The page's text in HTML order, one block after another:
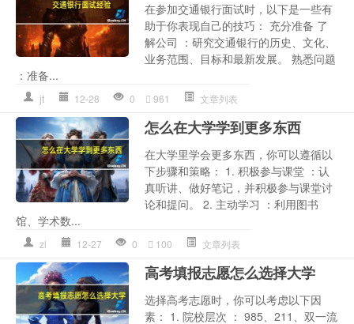
在参加交通银行面试时，以下是一些有
助于你表现自己的技巧： 充分准备 了
解公司 ：研究交通银行的历史、文化、
业务范围、目标和最新发展。 熟悉问题
：准备...
jt 12-28 0 961 文章列表
怎么在大学学到更多东西
在大学里学会更多东西，你可以遵循以
下步骤和策略： 1. 积极参与课堂 ：认
真听讲、做好笔记，并积极参与课堂讨
论和提问。 2. 主动学习 ：利用图书
馆、学术数...
zl 12-27 0 100 文章列表
高考填报志愿怎么选择大学
选择高考志愿时，你可以考虑以下因
素： 1. 院校层次 ： 985、211、双一流